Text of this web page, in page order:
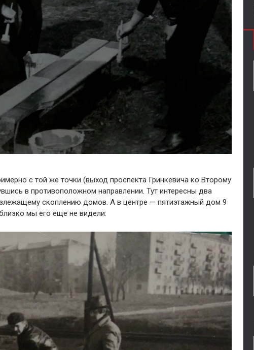
с той же точки (выход проспекта Гринкевича ко Второму
в противоположном направлении. Тут интересны два
скоплению домов. А в центре — пятиэтажный дом 9
мы его еще не видели: